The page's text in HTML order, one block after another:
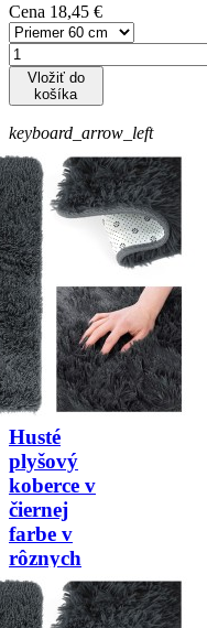
Cena 18,45 €
Vložiť do
košíka
keyboard_arrow_left
keyboard_arrow_right
Husté
plyšový
koberce v
čiernej
farbe v
rôznych
rozmeroch